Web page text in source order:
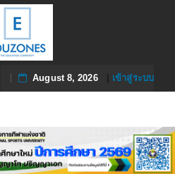
August 8, 2026| เข้าสู่ระบบ